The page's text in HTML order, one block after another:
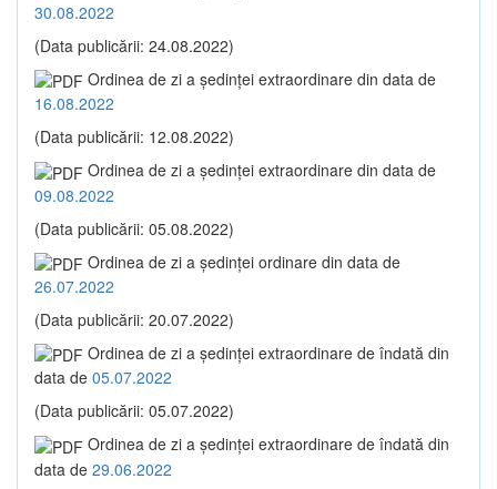
30.08.2022
(Data publicării: 24.08.2022)
Ordinea de zi a şedinţei extraordinare din data de
16.08.2022
(Data publicării: 12.08.2022)
Ordinea de zi a şedinţei extraordinare din data de
09.08.2022
(Data publicării: 05.08.2022)
Ordinea de zi a şedinţei ordinare din data de
26.07.2022
(Data publicării: 20.07.2022)
Ordinea de zi a şedinţei extraordinare de îndată din
data de 05.07.2022
(Data publicării: 05.07.2022)
Ordinea de zi a şedinţei extraordinare de îndată din
data de 29.06.2022